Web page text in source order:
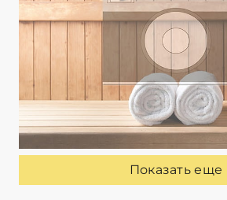
Показать еще